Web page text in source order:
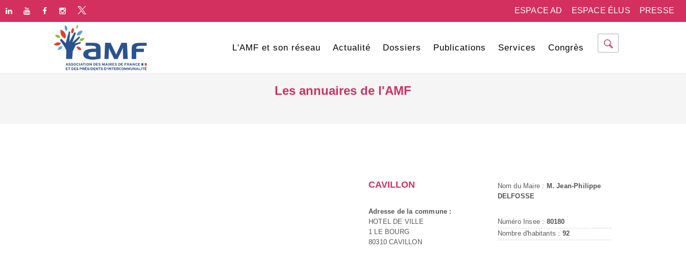
PRESSE
ESPACE ÉLUS
ESPACE AD
L'AMF et son réseau Actualité Dossiers Publications Services Congrès
Les annuaires de l'AMF
CAVILLON
Adresse de la commune :
HOTEL DE VILLE
1 LE BOURG
80310 CAVILLON
Nom du Maire : M. Jean-Philippe
DELFOSSE
Numéro Insee : 80180
Nombre d'habitants : 92